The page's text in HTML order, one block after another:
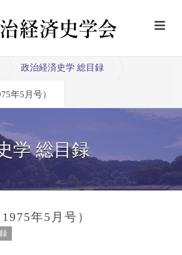
政治経済史学 総目録
年5月号）
学 総目録
年5月号）